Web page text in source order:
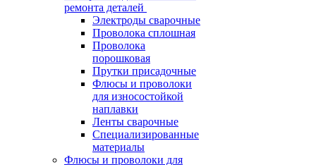
ремонта деталей
Электроды сварочные
Проволока сплошная
Проволока
порошковая
Прутки присадочные
Флюсы и проволоки
для износостойкой
наплавки
Ленты сварочные
Специализированные
материалы
Флюсы и проволоки для